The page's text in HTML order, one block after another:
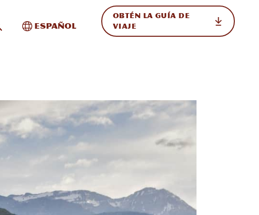
en el sitio
Alternar Internacional
Español
OBTÉN LA GUÍA DE
VIAJE